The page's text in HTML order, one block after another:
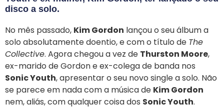
disco a solo.
No mês passado, Kim Gordon lançou o seu álbum a
solo absolutamente doentio, e com o título de The
Collective. Agora chegou a vez de Thurston Moore,
ex-marido de Gordon e ex-colega de banda nos
Sonic Youth, apresentar o seu novo single a solo. Não
se parece em nada com a música de Kim Gordon
nem, aliás, com qualquer coisa dos Sonic Youth.